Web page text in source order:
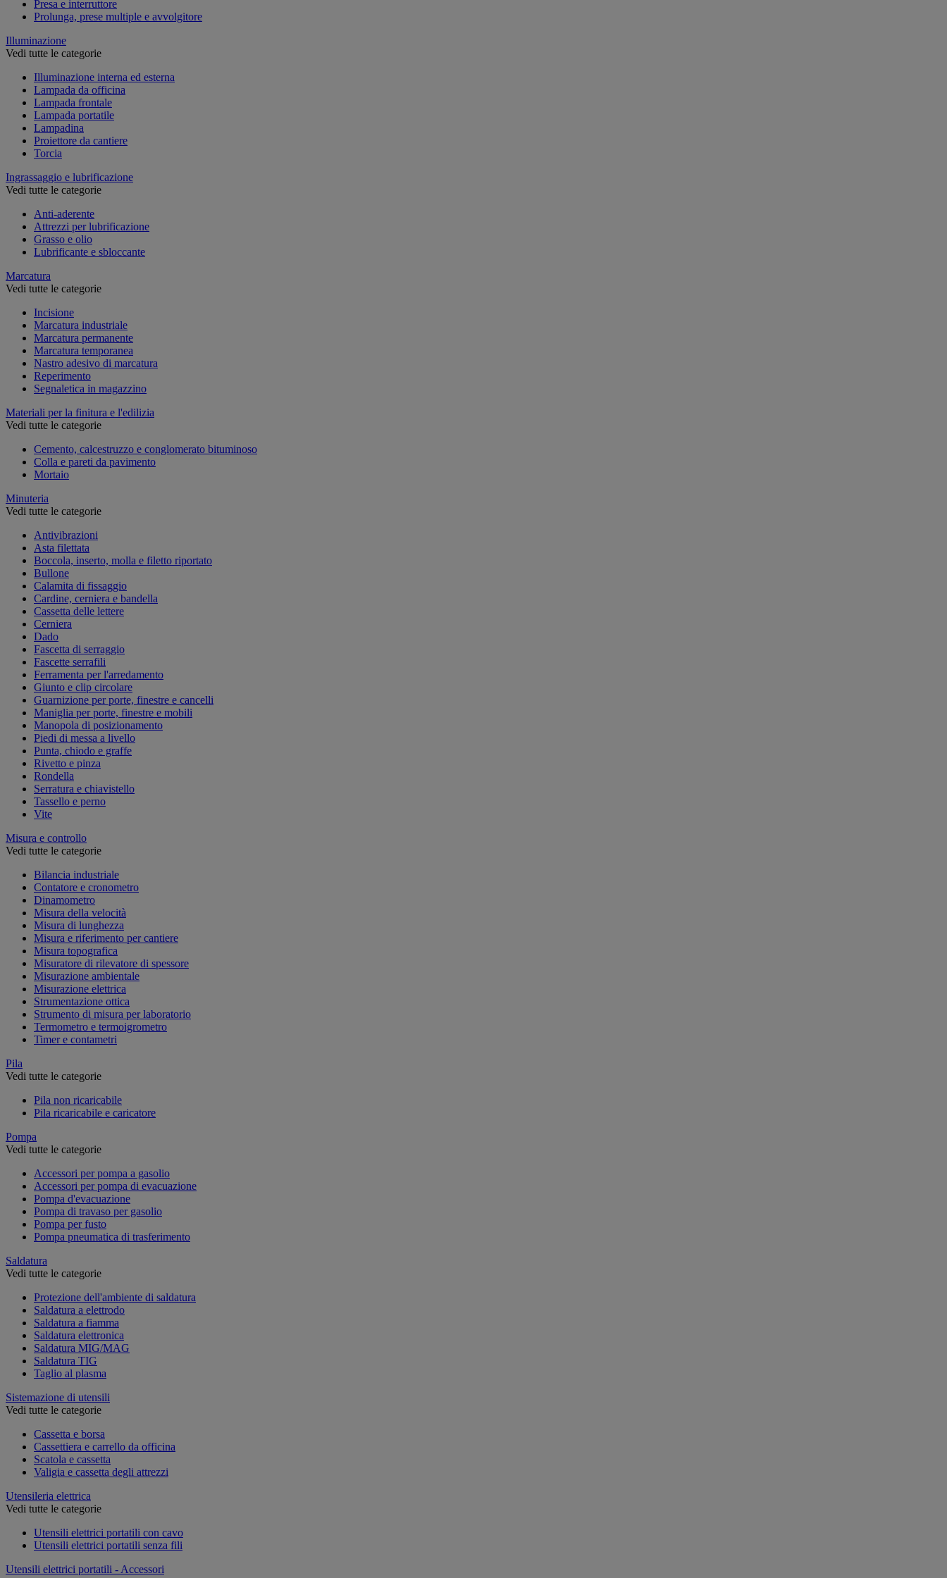
Presa e interruttore
Prolunga, prese multiple e avvolgitore
Illuminazione
Vedi tutte le categorie
Illuminazione interna ed esterna
Lampada da officina
Lampada frontale
Lampada portatile
Lampadina
Proiettore da cantiere
Torcia
Ingrassaggio e lubrificazione
Vedi tutte le categorie
Anti-aderente
Attrezzi per lubrificazione
Grasso e olio
Lubrificante e sbloccante
Marcatura
Vedi tutte le categorie
Incisione
Marcatura industriale
Marcatura permanente
Marcatura temporanea
Nastro adesivo di marcatura
Reperimento
Segnaletica in magazzino
Materiali per la finitura e l'edilizia
Vedi tutte le categorie
Cemento, calcestruzzo e conglomerato bituminoso
Colla e pareti da pavimento
Mortaio
Minuteria
Vedi tutte le categorie
Antivibrazioni
Asta filettata
Boccola, inserto, molla e filetto riportato
Bullone
Calamita di fissaggio
Cardine, cerniera e bandella
Cassetta delle lettere
Cerniera
Dado
Fascetta di serraggio
Fascette serrafili
Ferramenta per l'arredamento
Giunto e clip circolare
Guarnizione per porte, finestre e cancelli
Maniglia per porte, finestre e mobili
Manopola di posizionamento
Piedi di messa a livello
Punta, chiodo e graffe
Rivetto e pinza
Rondella
Serratura e chiavistello
Tassello e perno
Vite
Misura e controllo
Vedi tutte le categorie
Bilancia industriale
Contatore e cronometro
Dinamometro
Misura della velocità
Misura di lunghezza
Misura e riferimento per cantiere
Misura topografica
Misuratore di rilevatore di spessore
Misurazione ambientale
Misurazione elettrica
Strumentazione ottica
Strumento di misura per laboratorio
Termometro e termoigrometro
Timer e contametri
Pila
Vedi tutte le categorie
Pila non ricaricabile
Pila ricaricabile e caricatore
Pompa
Vedi tutte le categorie
Accessori per pompa a gasolio
Accessori per pompa di evacuazione
Pompa d'evacuazione
Pompa di travaso per gasolio
Pompa per fusto
Pompa pneumatica di trasferimento
Saldatura
Vedi tutte le categorie
Protezione dell'ambiente di saldatura
Saldatura a elettrodo
Saldatura a fiamma
Saldatura elettronica
Saldatura MIG/MAG
Saldatura TIG
Taglio al plasma
Sistemazione di utensili
Vedi tutte le categorie
Cassetta e borsa
Cassettiera e carrello da officina
Scatola e cassetta
Valigia e cassetta degli attrezzi
Utensileria elettrica
Vedi tutte le categorie
Utensili elettrici portatili con cavo
Utensili elettrici portatili senza fili
Utensili elettrici portatili - Accessori